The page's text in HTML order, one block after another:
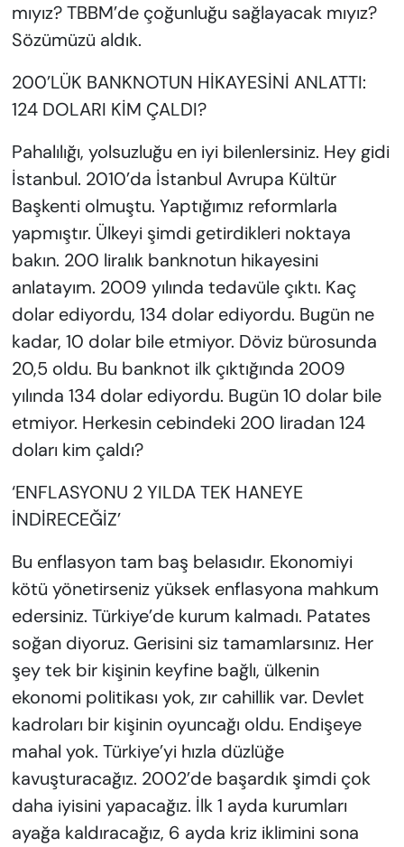
mıyız? TBBM’de çoğunluğu sağlayacak mıyız?
Sözümüzü aldık.
200’LÜK BANKNOTUN HİKAYESİNİ ANLATTI:
124 DOLARI KİM ÇALDI?
Pahalılığı, yolsuzluğu en iyi bilenlersiniz. Hey gidi
İstanbul. 2010’da İstanbul Avrupa Kültür
Başkenti olmuştu. Yaptığımız reformlarla
yapmıştır. Ülkeyi şimdi getirdikleri noktaya
bakın. 200 liralık banknotun hikayesini
anlatayım. 2009 yılında tedavüle çıktı. Kaç
dolar ediyordu, 134 dolar ediyordu. Bugün ne
kadar, 10 dolar bile etmiyor. Döviz bürosunda
20,5 oldu. Bu banknot ilk çıktığında 2009
yılında 134 dolar ediyordu. Bugün 10 dolar bile
etmiyor. Herkesin cebindeki 200 liradan 124
doları kim çaldı?
‘ENFLASYONU 2 YILDA TEK HANEYE
İNDİRECEĞİZ’
Bu enflasyon tam baş belasıdır. Ekonomiyi
kötü yönetirseniz yüksek enflasyona mahkum
edersiniz. Türkiye’de kurum kalmadı. Patates
soğan diyoruz. Gerisini siz tamamlarsınız. Her
şey tek bir kişinin keyfine bağlı, ülkenin
ekonomi politikası yok, zır cahillik var. Devlet
kadroları bir kişinin oyuncağı oldu. Endişeye
mahal yok. Türkiye’yi hızla düzlüğe
kavuşturacağız. 2002’de başardık şimdi çok
daha iyisini yapacağız. İlk 1 ayda kurumları
ayağa kaldıracağız, 6 ayda kriz iklimini sona